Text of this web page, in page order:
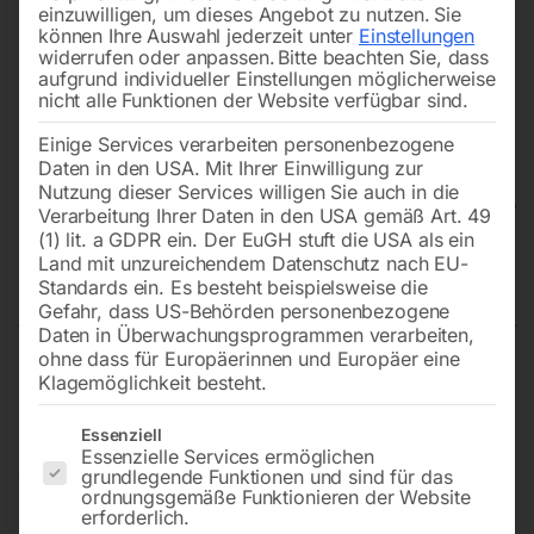
Elektrokettenzug EKZT 20-1
Mit einer Hubgeschwindigkeit und maximal 2 t Traglast
1.680,00
inkl. MwSt. zzgl.Versandkosten
einzuwilligen, um dieses Angebot zu nutzen. Sie
können Ihre Auswahl jederzeit unter Einstellungen
widerrufen oder anpassen. Bitte beachten Sie, dass
aufgrund individueller Einstellungen möglicherweise
nicht alle Funktionen der Website verfügbar sind.
Einige Services verarbeiten personenbezogene
Daten in den USA. Mit Ihrer Einwilligung zur
Nutzung dieser Services willigen Sie auch in die
Verarbeitung Ihrer Daten in den USA gemäß Art. 49
(1) lit. a GDPR ein. Der EuGH stuft die USA als ein
Land mit unzureichendem Datenschutz nach EU-
Standards ein. Es besteht beispielsweise die
Gefahr, dass US-Behörden personenbezogene
Daten in Überwachungsprogrammen verarbeiten,
ohne dass für Europäerinnen und Europäer eine
Klagemöglichkeit besteht.
Es folgt eine Liste der Service-Gruppen, für die eine
Essenziell
Essenzielle Services ermöglichen
grundlegende Funktionen und sind für das
ordnungsgemäße Funktionieren der Website
erforderlich.